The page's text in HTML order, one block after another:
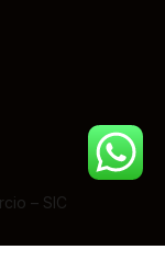
– SIC